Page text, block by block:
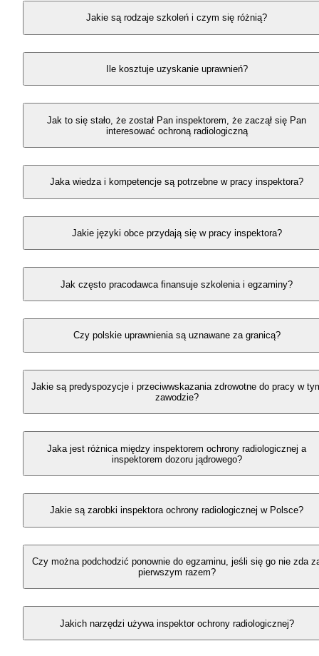
Jakie są rodzaje szkoleń i czym się różnią?
Ile kosztuje uzyskanie uprawnień?
Jak to się stało, że został Pan inspektorem, że zaczął się Pan
interesować ochroną radiologiczną
Jaka wiedza i kompetencje są potrzebne w pracy inspektora?
Jakie języki obce przydają się w pracy inspektora?
Jak często pracodawca finansuje szkolenia i egzaminy?
Czy polskie uprawnienia są uznawane za granicą?
Jakie są predyspozycje i przeciwwskazania zdrowotne do pracy w
zawodzie?
Jaka jest różnica między inspektorem ochrony radiologicznej a
inspektorem dozoru jądrowego?
Jakie są zarobki inspektora ochrony radiologicznej w Polsce?
Czy można podchodzić ponownie do egzaminu, jeśli się go nie zda
pierwszym razem?
Jakich narzędzi używa inspektor ochrony radiologicznej?